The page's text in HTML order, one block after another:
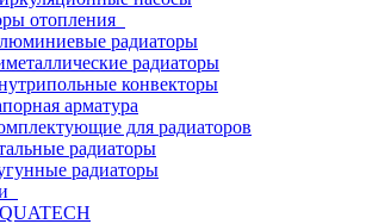
отопления
радиаторы
радиаторы
конвекторы
арматура
для радиаторов
радиаторы
радиаторы